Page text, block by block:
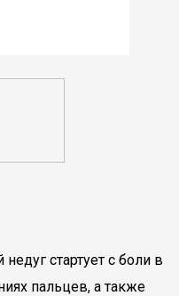
стартует с боли в
пальцев, а также